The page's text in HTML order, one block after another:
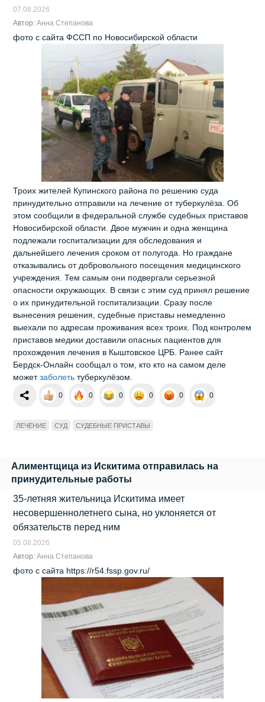
07.08.2026
Автор:Анна Степанова
фото с сайта ФССП по Новосибирской области
Троих жителей Купинского района по решению суда
принудительно отправили на лечение от туберкулёза. Об
этом сообщили в федеральной службе судебных приставов
Новосибирской области. Двое мужчин и одна женщина
подлежали госпитализации для обследования и
дальнейшего лечения сроком от полугода. Но граждане
отказывались от добровольного посещения медицинского
учреждения. Тем самым они подвергали серьезной
опасности окружающих. В связи с этим суд принял решение
о их принудительной госпитализации. Сразу после
вынесения решения, судебные приставы немедленно
выехали по адресам проживания всех троих. Под контролем
приставов медики доставили опасных пациентов для
прохождения лечения в Кыштовское ЦРБ. Ранее сайт
Бердск-Онлайн сообщал о том, кто кто на самом деле
можетзаболеть туберкулёзом.
0 0 0 0 0 0
ЛЕЧЕНИЕ СУД СУДЕБНЫЕ ПРИСТАВЫ
Алиментщица из Искитима отправилась на
принудительные работы
35-летняя жительница Искитима имеет
несовершеннолетнего сына, но уклоняется от
обязательств перед ним
05.08.2026
Автор:Анна Степанова
фото с сайта https://r54.fssp.gov.ru/